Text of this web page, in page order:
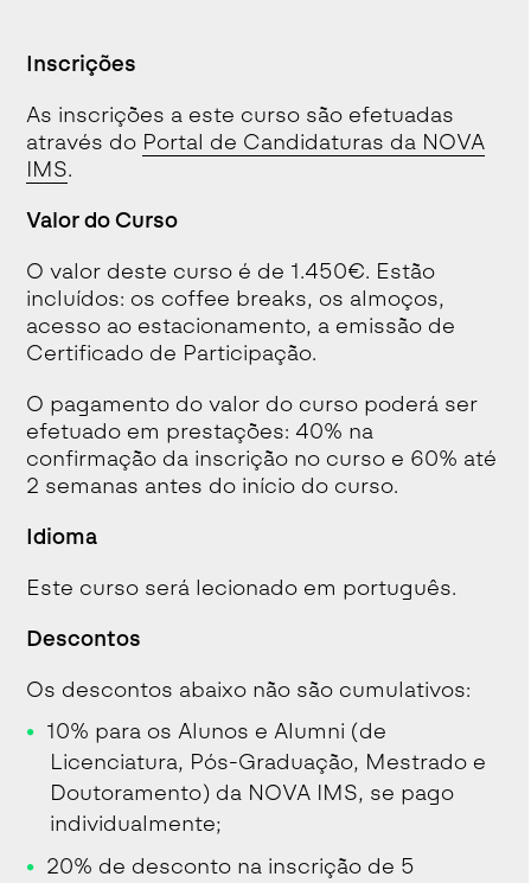
Inscrições
As inscrições a este curso são efetuadas
através do Portal de Candidaturas da NOVA
IMS.
Valor do Curso
O valor deste curso é de 1.450€. Estão
incluídos: os coffee breaks, os almoços,
acesso ao estacionamento, a emissão de
Certificado de Participação.
O pagamento do valor do curso poderá ser
efetuado em prestações: 40% na
confirmação da inscrição no curso e 60% até
2 semanas antes do início do curso.
Idioma
Este curso será lecionado em português.
Descontos
Os descontos abaixo não são cumulativos:
10% para os Alunos e Alumni (de
Licenciatura, Pós-Graduação, Mestrado e
Doutoramento) da NOVA IMS, se pago
individualmente;
20% de desconto na inscrição de 5